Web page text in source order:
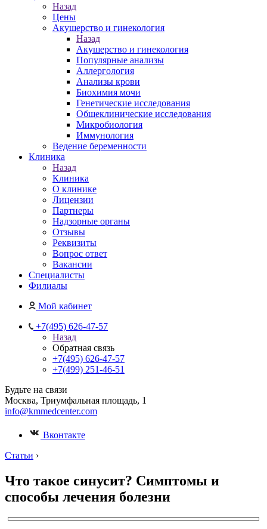
Назад
Цены
Акушерство и гинекология
Назад
Акушерство и гинекология
Популярные анализы
Аллергология
Анализы крови
Биохимия мочи
Генетические исследования
Общеклинические исследования
Микробиология
Иммунология
Ведение беременности
Клиника
Назад
Клиника
О клинике
Лицензии
Партнеры
Надзорные органы
Отзывы
Реквизиты
Вопрос ответ
Вакансии
Специалисты
Филиалы
Мой кабинет
+7(495) 626-47-57
Назад
Обратная связь
+7(495) 626-47-57
+7(499) 251-46-51
Будьте на связи
Москва, Триумфальная площадь, 1
info@kmmedcenter.com
Вконтакте
Статьи ›
Что такое синусит? Симптомы и
способы лечения болезни